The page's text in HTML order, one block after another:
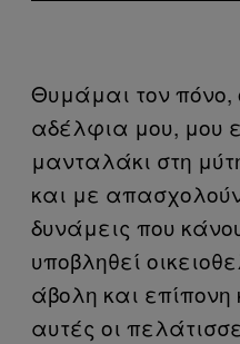
Θυμάμαι τον
αδέλφια μου, μου
μανταλάκι στη
και με απασχολούν
δυνάμεις που
υποβληθεί
άβολη και
αυτές οι